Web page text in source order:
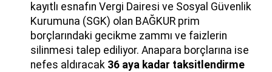
kayıtlı esnafın Vergi Dairesi ve Sosyal Güvenlik
Kurumuna (SGK) olan BAĞKUR prim
borçlarındaki gecikme zammı ve faizlerin
silinmesi talep ediliyor. Anapara borçlarına ise
nefes aldıracak 36 aya kadar taksitlendirme